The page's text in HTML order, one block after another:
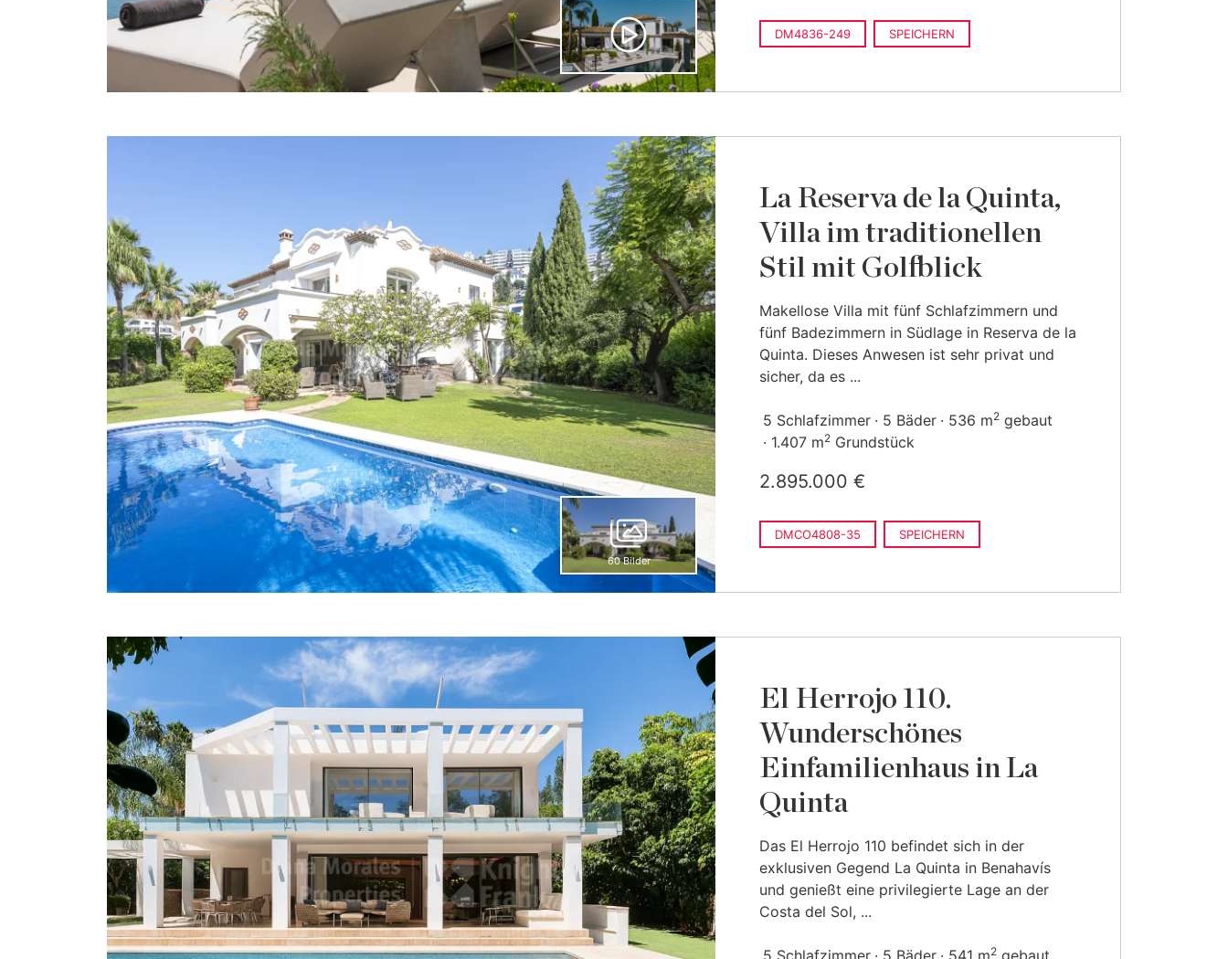
DM4836-249 SPEICHERN
60 Bilder
La Reserva de la Quinta,
Villa im traditionellen
Stil mit Golfblick
Makellose Villa mit fünf Schlafzimmern und
fünf Badezimmern in Südlage in Reserva de la
Quinta. Dieses Anwesen ist sehr privat und
sicher, da es ...
5 Schlafzimmer 5 Bäder 536 m2 gebaut
1.407 m2 Grundstück
2.895.000 €
DMCO4808-35 SPEICHERN
El Herrojo 110.
Wunderschönes
Einfamilienhaus in La
Quinta
Das El Herrojo 110 befindet sich in der
exklusiven Gegend La Quinta in Benahavís
und genießt eine privilegierte Lage an der
Costa del Sol, ...
5 Schlafzimmer 5 Bäder 541 m2 gebaut